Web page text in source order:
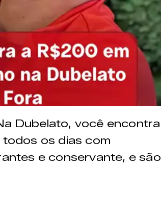
Dubelato, você encontra
todos os dias com
e conservante, e são